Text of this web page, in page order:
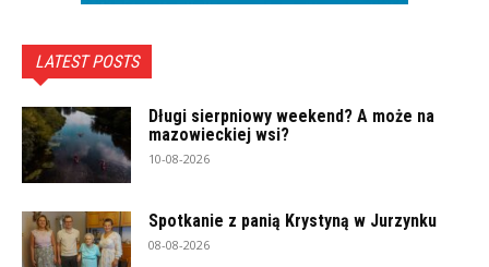
LATEST POSTS
Długi sierpniowy weekend? A może na
mazowieckiej wsi?
10-08-2026
Spotkanie z panią Krystyną w Jurzynku
08-08-2026